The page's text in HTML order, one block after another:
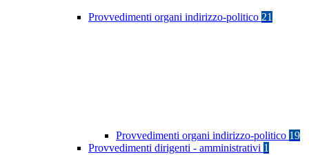
Provvedimenti organi indirizzo-politico 21
Provvedimenti organi indirizzo-politico 19
Provvedimenti dirigenti - amministrativi 1